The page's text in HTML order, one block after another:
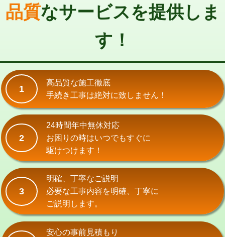
交換・取付（タンク） 22,000円+材料費
交換・取付(単水栓（壁付・デッキ
式・ワンホール）)
交換・取付(排水栓・排水トラップ
（P/S/ポップアップ））
22,000円+材料費
交換・取付（その他部品）
持込商品取付（単水栓）
持込商品取付（混合水栓） 16,500円
持込商品取付（浄水器・分岐水栓） 16,500円
給水管工事※（ホール加工)
給水管工事※（バンド止め)
品質なサービスを提供しま
す！
1
高品質な施工徹底
手続き工事は絶対に致しません！
2
24時間年中無休対応
お困りの時はいつでもすぐに
駆けつけます！
3
明確、丁寧なご説明
必要な工事内容を明確、丁寧に
ご説明します。
安心の事前見積もり